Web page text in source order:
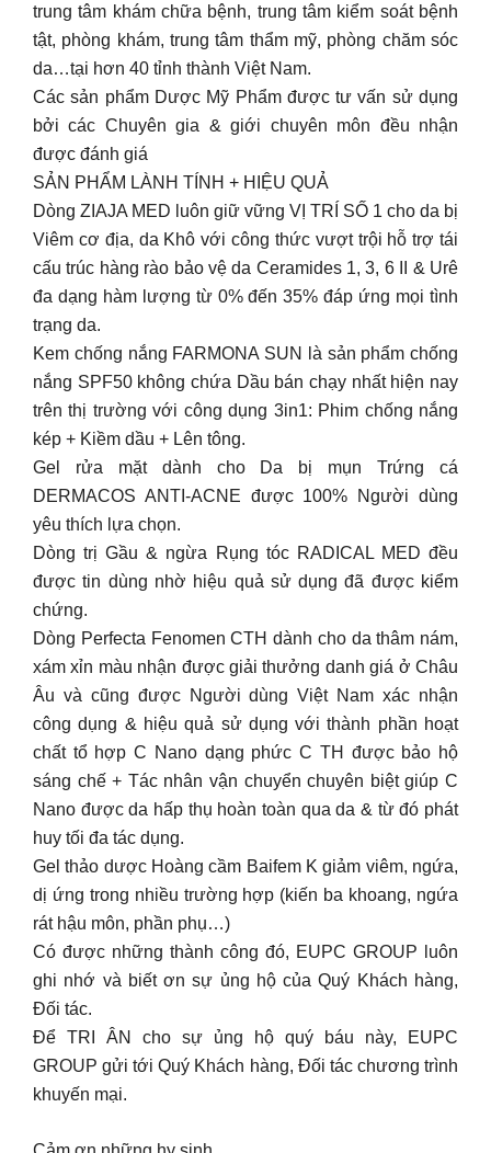
trung tâm khám chữa bệnh, trung tâm kiểm soát bệnh
tật, phòng khám, trung tâm thẩm mỹ, phòng chăm sóc
da…tại hơn 40 tỉnh thành Việt Nam.
Các sản phẩm Dược Mỹ Phẩm được tư vấn sử dụng
bởi các Chuyên gia & giới chuyên môn đều nhận
được đánh giá
SẢN PHẨM LÀNH TÍNH + HIỆU QUẢ
Dòng ZIAJA MED luôn giữ vững VỊ TRÍ SỐ 1 cho da bị
Viêm cơ địa, da Khô với công thức vượt trội hỗ trợ tái
cấu trúc hàng rào bảo vệ da Ceramides 1, 3, 6 II & Urê
đa dạng hàm lượng từ 0% đến 35% đáp ứng mọi tình
trạng da.
Kem chống nắng FARMONA SUN là sản phẩm chống
nắng SPF50 không chứa Dầu bán chạy nhất hiện nay
trên thị trường với công dụng 3in1: Phim chống nắng
kép + Kiềm dầu + Lên tông.
Gel rửa mặt dành cho Da bị mụn Trứng cá
DERMACOS ANTI-ACNE được 100% Người dùng
yêu thích lựa chọn.
Dòng trị Gầu & ngừa Rụng tóc RADICAL MED đều
được tin dùng nhờ hiệu quả sử dụng đã được kiểm
chứng.
Dòng Perfecta Fenomen CTH dành cho da thâm nám,
xám xỉn màu nhận được giải thưởng danh giá ở Châu
Âu và cũng được Người dùng Việt Nam xác nhận
công dụng & hiệu quả sử dụng với thành phần hoạt
chất tổ hợp C Nano dạng phức C TH được bảo hộ
sáng chế + Tác nhân vận chuyển chuyên biệt giúp C
Nano được da hấp thụ hoàn toàn qua da & từ đó phát
huy tối đa tác dụng.
Gel thảo dược Hoàng cầm Baifem K giảm viêm, ngứa,
dị ứng trong nhiều trường hợp (kiến ba khoang, ngứa
rát hậu môn, phần phụ…)
Có được những thành công đó, EUPC GROUP luôn
ghi nhớ và biết ơn sự ủng hộ của Quý Khách hàng,
Đối tác.
Để TRI ÂN cho sự ủng hộ quý báu này, EUPC
GROUP gửi tới Quý Khách hàng, Đối tác chương trình
khuyến mại.